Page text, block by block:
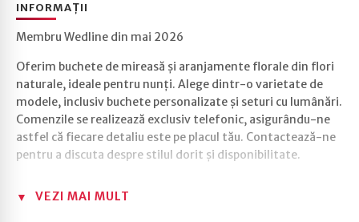
INFORMAȚII
Membru Wedline din mai 2026
Oferim buchete de mireasă și aranjamente florale din flori
naturale, ideale pentru nunți. Alege dintr-o varietate de
modele, inclusiv buchete personalizate și seturi cu lumânări.
Comenzile se realizează exclusiv telefonic, asigurându-ne
astfel că fiecare detaliu este pe placul tău. Contactează-ne
pentru a discuta despre stilul dorit și disponibilitate.
VEZI MAI MULT